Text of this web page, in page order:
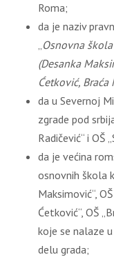
Roma;
da je naziv
„Osnovna
(Desanka
Ćetković, Braća
da u Severnoj
zgrade pod
Radičević“ i OŠ
da je većina
osnovnih škola
Maksimović“,
Ćetković“, OŠ
koje se nalaze
delu grada;